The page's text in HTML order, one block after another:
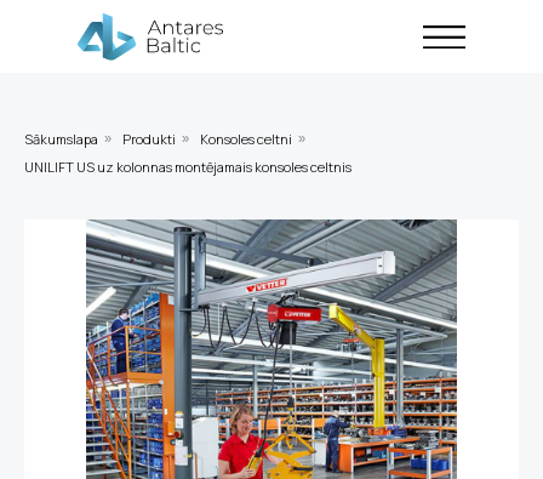
Sākumslapa » Produkti » Konsoles celtni »
UNILIFT US uz kolonnas montējamais konsoles celtnis